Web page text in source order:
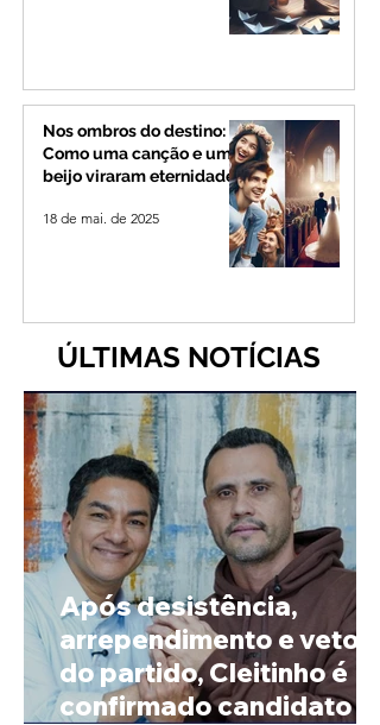
Nos ombros do destino:
Como uma canção e um
beijo viraram eternidade
18 de mai. de 2025
ÚLTIMAS NOTÍCIAS
Após desistência,
arrependimento e veto
do partido, Cleitinho é
confirmado candidato ao